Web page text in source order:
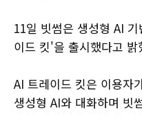
11일 빗썸은 생성형 AI
이드 킷'을 출시했다고 밝
AI 트레이드 킷은 이용자
생성형 AI와 대화하며 빗